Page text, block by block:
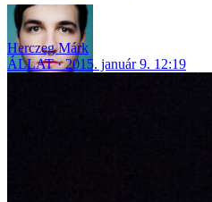
Herczeg Márk
ÁLLAT
2015. január 9. 12:19